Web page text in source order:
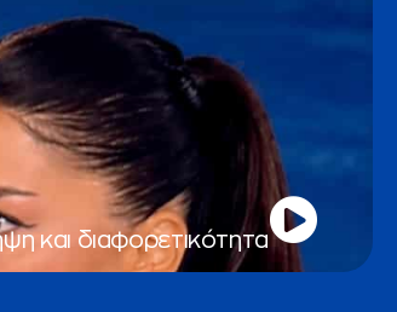
και διαφορετικότητα